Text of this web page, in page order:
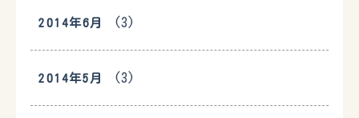
2014年6月 (3)
2014年5月 (3)